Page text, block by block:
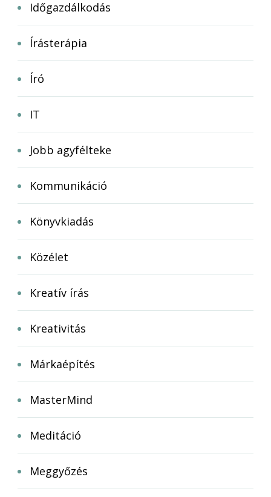
Időgazdálkodás
Írásterápia
Író
IT
Jobb agyfélteke
Kommunikáció
Könyvkiadás
Közélet
Kreatív írás
Kreativitás
Márkaépítés
MasterMind
Meditáció
Meggyőzés